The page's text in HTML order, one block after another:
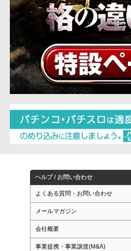
ヘルプ / お問い合わせ
よくある質問・お問い合わせ
メールマガジン
会社概要
事業提携・事業譲渡(M&A)